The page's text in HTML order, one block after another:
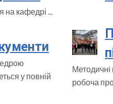
у повній
Методичні вказівки
робоча